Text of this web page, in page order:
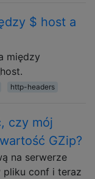
$ host a
między
http-headers
czy mój
GZip?
na serwerze
pliku conf i teraz